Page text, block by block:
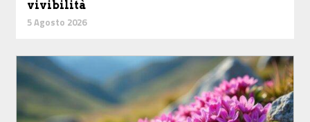
vivibilità
5 Agosto 2026